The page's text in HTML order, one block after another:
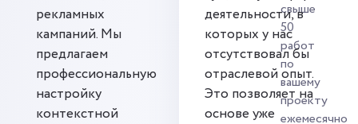
свыше
50
работ
по
вашему
проекту
ежемесячно
рекламных
кампаний. Мы
предлагаем
профессиональную
настройку
контекстной
деятельности, в
которых у нас
отсутствовал бы
отраслевой опыт.
Это позволяет на
основе уже